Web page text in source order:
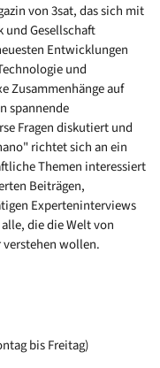
von 3sat, das sich mit
und Gesellschaft
Entwicklungen
und
Zusammenhänge auf
spannende
Fragen diskutiert und
richtet sich an ein
Themen interessiert
Beiträgen,
Experteninterviews
die die Welt von
wollen.
bis Freitag)